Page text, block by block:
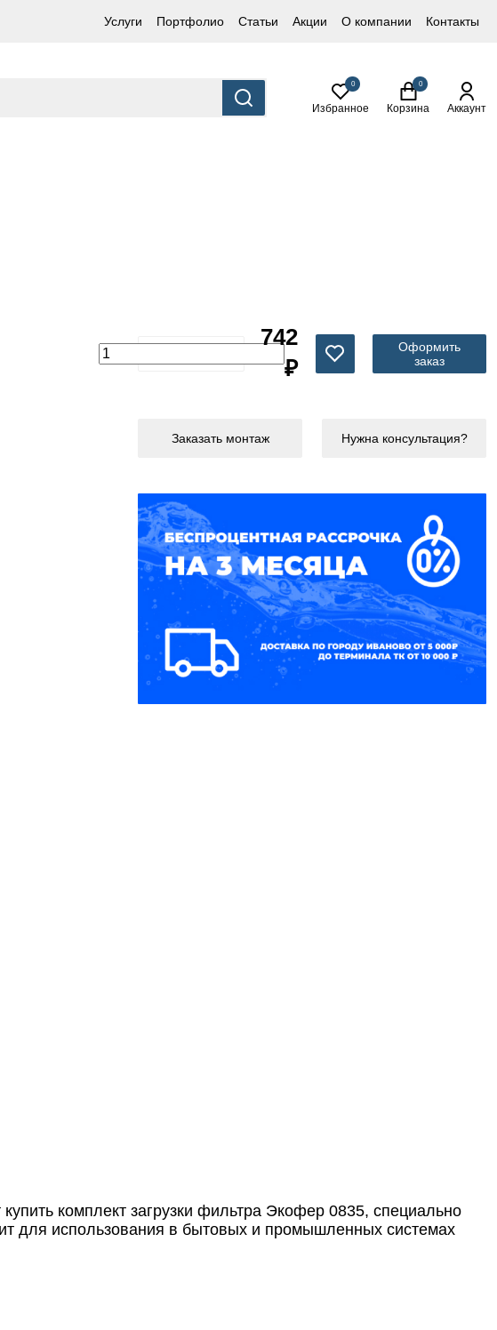
Услуги Портфолио Статьи Акции О компании Контакты
0
Избранное
0
Корзина Аккаунт
742
₽
Оформить
заказ
Заказать монтаж Нужна консультация?
комплект загрузки фильтра Экофер 0835, специально
для использования в бытовых и промышленных системах